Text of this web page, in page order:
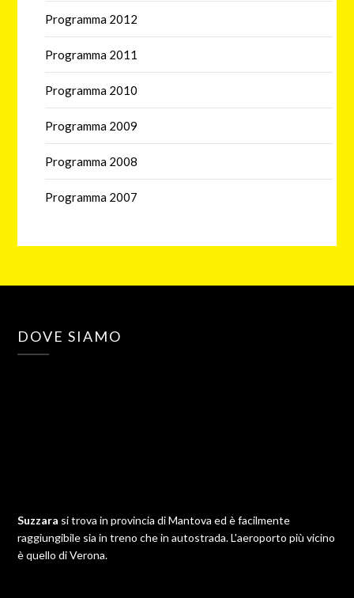
Programma 2012
Programma 2011
Programma 2010
Programma 2009
Programma 2008
Programma 2007
DOVE SIAMO
Suzzara si trova in provincia di Mantova ed è facilmente
raggiungibile sia in treno che in autostrada. L'aeroporto più vicino
è quello di Verona.